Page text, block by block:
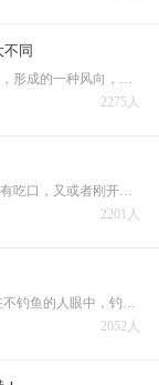
不同
2275人
2201人
2052人